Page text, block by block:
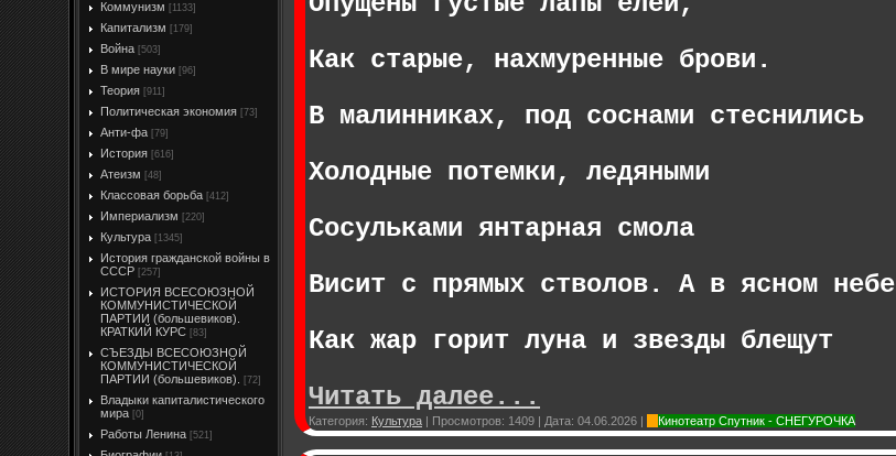
Коммунизм [1133]
Капитализм [179]
Война [503]
В мире науки [96]
Теория [911]
Политическая экономия [73]
Анти-фа [79]
История [616]
Атеизм [48]
Классовая борьба [412]
Империализм [220]
Культура [1345]
История гражданской войны в
СССР [257]
ИСТОРИЯ ВСЕСОЮЗНОЙ
КОММУНИСТИЧЕСКОЙ
ПАРТИИ (большевиков).
КРАТКИЙ КУРС [83]
СЪЕЗДЫ ВСЕСОЮЗНОЙ
КОММУНИСТИЧЕСКОЙ
ПАРТИИ (большевиков).
[72]
Владыки капиталистического
мира [0]
Работы Ленина [521]
Как старые, нахмуренные брови.
В малинниках, под соснами стеснились
Холодные потемки, ледяными
Сосульками янтарная смола
Висит с прямых стволов. А в ясном небе
Как жар горит луна и звезды блещут
Читать далее...
Категория: Культура | Просмотров: 1409 | Дата: 04.06.2026 | Кинотеатр Спутник - СНЕГУРОЧКА